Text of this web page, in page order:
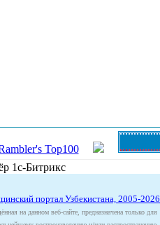
портал Узбекистана, 2005-2026
на данном веб-сайте, предназначена только для